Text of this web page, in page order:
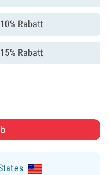
10% Rabatt
15% Rabatt